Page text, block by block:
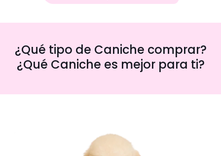
¿Qué tipo de Caniche comprar?
¿Qué Caniche es mejor para ti?